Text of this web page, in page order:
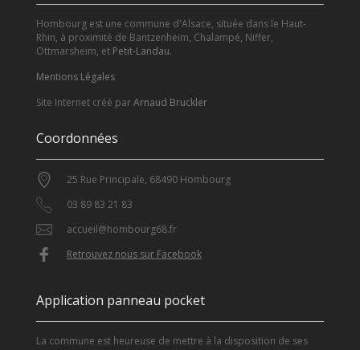
Hombourg est une commune d'Alsace, située dans le Haut-
Rhin, à proximité de Bantzenheim, Chalampé, Niffer,
Ottmarsheim, et Petit-Landau.
Mentions Légales
Site Internet créé parArnaud Bruckler
Coordonnées
25 Rue Principale, 68490 Hombourg
03 89 83 21 83
accueil@hombourg68.fr
Retrouvez nous sur Facebook
Application panneau pocket
La commune est heureuse de mettre à la disposition de ses